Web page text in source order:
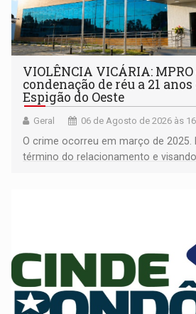
VIOLÊNCIA VICÁRIA:
condenação de réu a 21
Espigão do Oeste
Geral 06 de Agosto de 2026 às
O crime ocorreu em março de
término do relacionamento e